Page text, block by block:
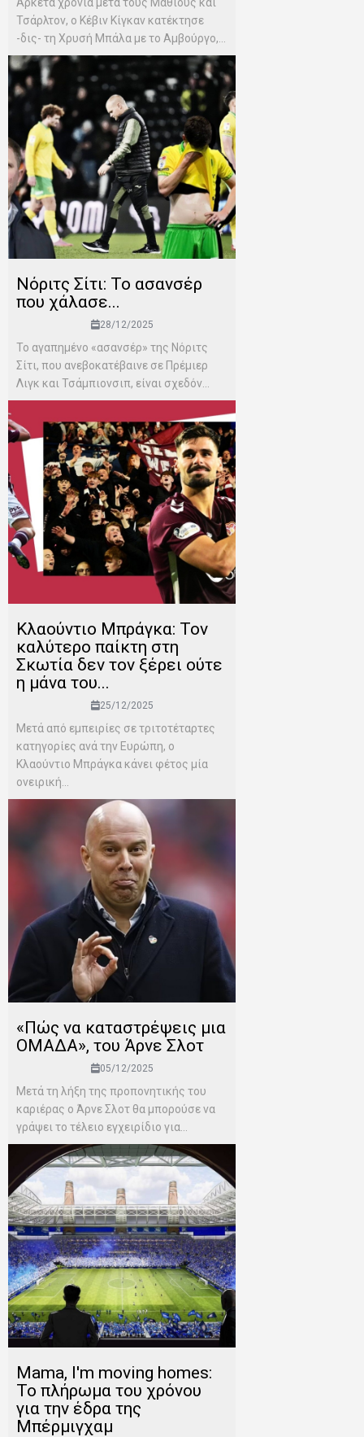
Τσάρλτον, ο Κέβιν Κίγκαν κατέκτησε
-δις- τη Χρυσή Μπάλα με το Αμβούργο,...
Νόριτς Σίτι: Το ασανσέρ
που χάλασε...
28/12/2025
Το αγαπημένο «ασανσέρ» της Νόριτς
Σίτι, που ανεβοκατέβαινε σε Πρέμιερ
Λιγκ και Τσάμπιονσιπ, είναι σχεδόν...
Κλαούντιο Μπράγκα: Τον
καλύτερο παίκτη στη
Σκωτία δεν τον ξέρει ούτε
η μάνα του...
25/12/2025
Μετά από εμπειρίες σε τριτοτέταρτες
κατηγορίες ανά την Ευρώπη, ο
Κλαούντιο Μπράγκα κάνει φέτος μία
ονειρική...
«Πώς να καταστρέψεις μια
ΟΜΑΔΑ», του Άρνε Σλοτ
05/12/2025
Μετά τη λήξη της προπονητικής του
καριέρας ο Άρνε Σλοτ θα μπορούσε να
γράψει το τέλειο εγχειρίδιο για...
Mama, I'm moving homes:
Το πλήρωμα του χρόνου
για την έδρα της
Μπέρμιγχαμ